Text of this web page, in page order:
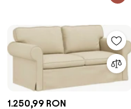
1.250,99 RON